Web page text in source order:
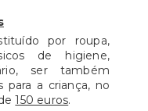
por roupa,
de higiene,
ser também
a criança, no
150 euros.